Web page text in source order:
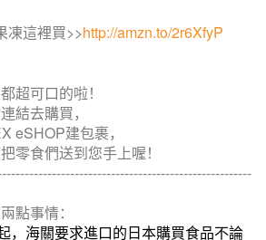
凍這裡買>>http://amzn.to/2r6XfyP
超可口的啦！
結去購買，
eSHOP建包裹，
零食們送到您手上喔！
點事情：
，海關要求進口的日本購買食品不論